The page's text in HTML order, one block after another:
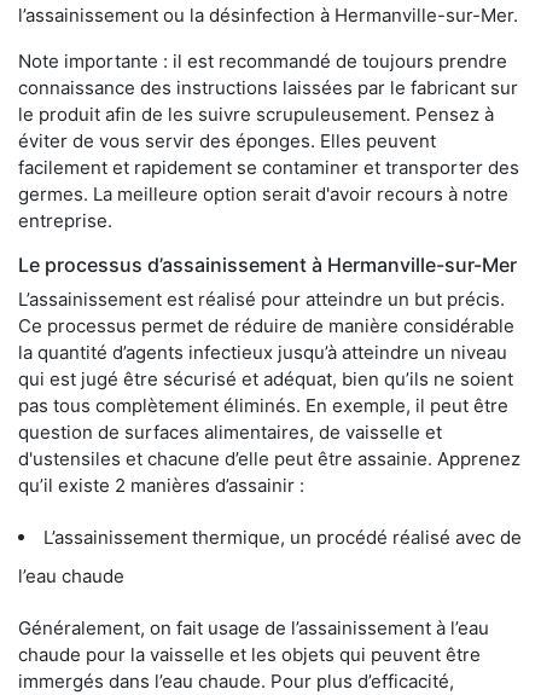
l’assainissement ou la désinfection à Hermanville-sur-Mer.
Note importante : il est recommandé de toujours prendre
connaissance des instructions laissées par le fabricant sur
le produit afin de les suivre scrupuleusement. Pensez à
éviter de vous servir des éponges. Elles peuvent
facilement et rapidement se contaminer et transporter des
germes. La meilleure option serait d'avoir recours à notre
entreprise.
Le processus d’assainissement à Hermanville-sur-Mer
L’assainissement est réalisé pour atteindre un but précis.
Ce processus permet de réduire de manière considérable
la quantité d’agents infectieux jusqu’à atteindre un niveau
qui est jugé être sécurisé et adéquat, bien qu’ils ne soient
pas tous complètement éliminés. En exemple, il peut être
question de surfaces alimentaires, de vaisselle et
d'ustensiles et chacune d’elle peut être assainie. Apprenez
qu’il existe 2 manières d’assainir :
L’assainissement thermique, un procédé réalisé avec de
l’eau chaude
Généralement, on fait usage de l’assainissement à l’eau
chaude pour la vaisselle et les objets qui peuvent être
immergés dans l’eau chaude. Pour plus d’efficacité,